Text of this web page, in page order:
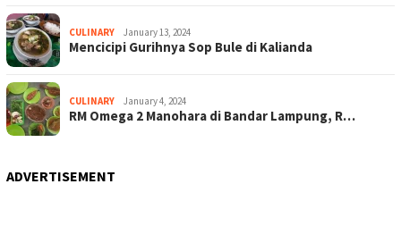
CULINARY January 13, 2024
Mencicipi Gurihnya Sop Bule di Kalianda
CULINARY January 4, 2024
RM Omega 2 Manohara di Bandar Lampung, R…
ADVERTISEMENT